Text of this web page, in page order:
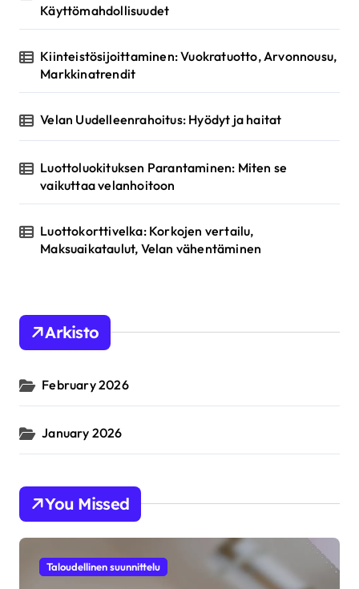
Käyttömahdollisuudet
Kiinteistösijoittaminen: Vuokratuotto, Arvonnousu,
Markkinatrendit
Velan Uudelleenrahoitus: Hyödyt ja haitat
Luottoluokituksen Parantaminen: Miten se
vaikuttaa velanhoitoon
Luottokorttivelka: Korkojen vertailu,
Maksuaikataulut, Velan vähentäminen
Arkisto
February 2026
January 2026
You Missed
Taloudellinen suunnittelu